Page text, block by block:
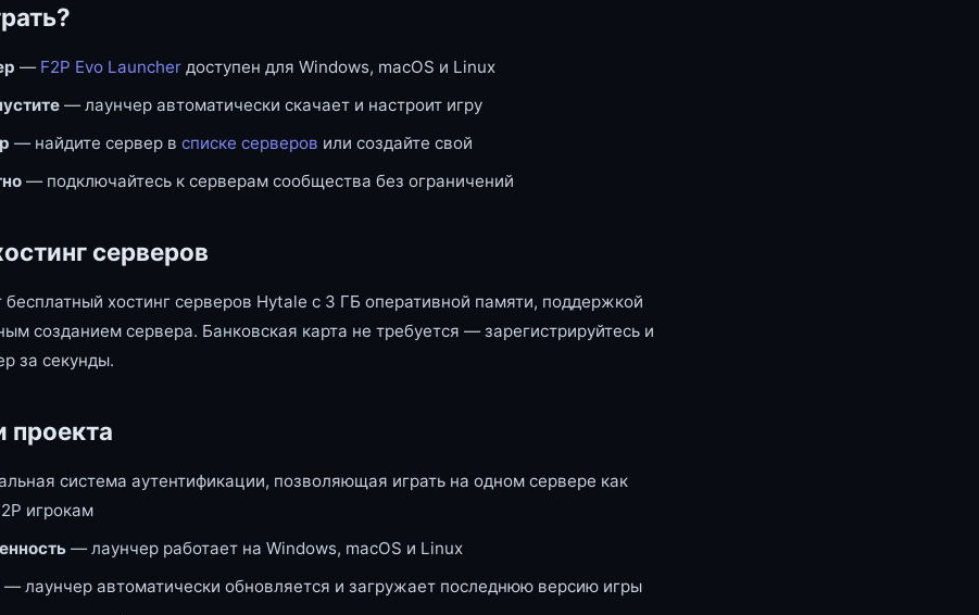
— F2P Evo Launcher доступен для Windows, macOS и Linux
— лаунчер автоматически скачает и настроит игру
— найдите сервер в списке серверов или создайте свой
— подключайтесь к серверам сообщества без ограничений
серверов
бесплатный хостинг серверов Hytale с 3 ГБ оперативной памяти, поддержкой
созданием сервера. Банковская карта не требуется — зарегистрируйтесь и
за секунды.
проекта
система аутентификации, позволяющая играть на одном сервере как
игрокам
— лаунчер работает на Windows, macOS и Linux
— лаунчер автоматически обновляется и загружает последнюю версию игры